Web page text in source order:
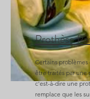
Prothèse
Certains
être traités par une
c'est-à-dire une
remplace que les